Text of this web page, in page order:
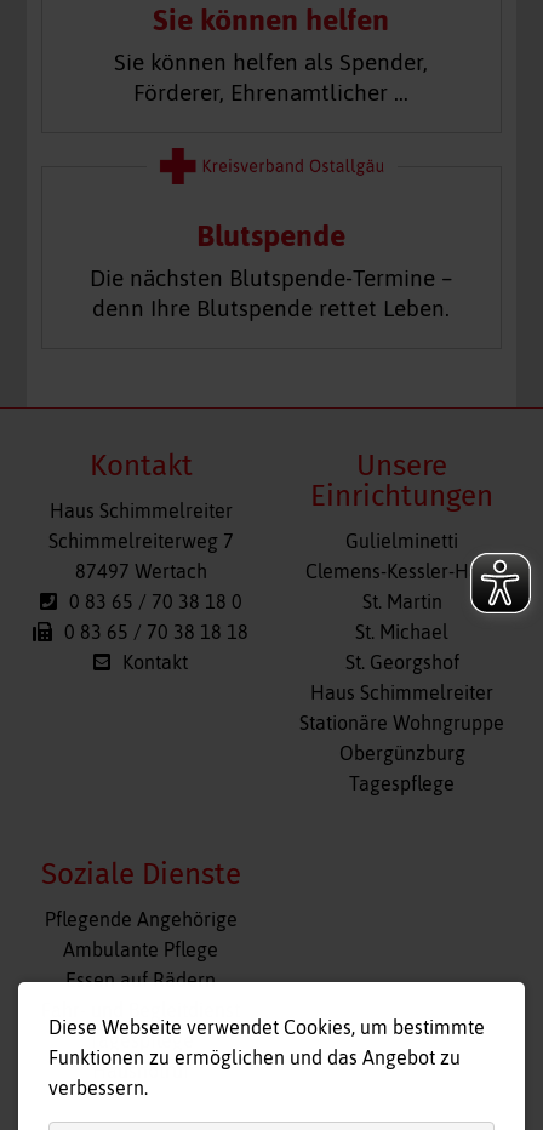
Sie können helfen
Sie können helfen als Spender,
Förderer, Ehrenamtlicher …
Blutspende
Die nächsten Blutspende-Termine –
denn Ihre Blutspende rettet Leben.
Kontakt
Haus Schimmelreiter
Schimmelreiterweg 7
87497 Wertach
0 83 65 / 70 38 18 0
0 83 65 / 70 38 18 18
Kontakt
Unsere
Einrichtungen
Navigation
überspringen
Gulielminetti
Clemens-Kessler-Haus
St. Martin
St. Michael
St. Georgshof
Haus Schimmelreiter
Stationäre Wohngruppe
Obergünzburg
Tagespflege
Soziale Dienste
Navigation
überspringen
Pflegende Angehörige
Ambulante Pflege
Essen auf Rädern
Tagespflege
Hausnotruf
Diese Webseite verwendet Cookies, um bestimmte
Funktionen zu ermöglichen und das Angebot zu
verbessern.